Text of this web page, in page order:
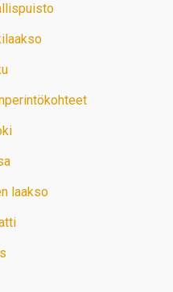
laakso